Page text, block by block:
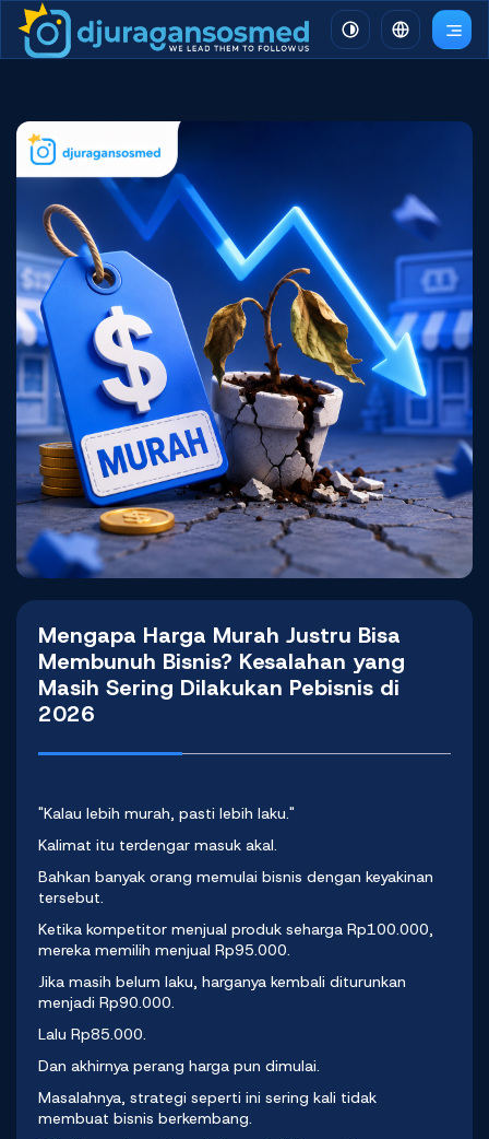
Mengapa Harga Murah Justru Bisa
Membunuh Bisnis? Kesalahan yang
Masih Sering Dilakukan Pebisnis di
2026
"Kalau lebih murah, pasti lebih laku."
Kalimat itu terdengar masuk akal.
Bahkan banyak orang memulai bisnis dengan keyakinan
tersebut.
Ketika kompetitor menjual produk seharga Rp100.000,
mereka memilih menjual Rp95.000.
Jika masih belum laku, harganya kembali diturunkan
menjadi Rp90.000.
Lalu Rp85.000.
Dan akhirnya perang harga pun dimulai.
Masalahnya, strategi seperti ini sering kali tidak
membuat bisnis berkembang.